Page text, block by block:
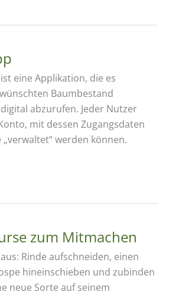
eine Applikation, die es
Baumbestand
abzurufen. Jeder Nutzer
mit dessen Zugangsdaten
werden können.
zum Mitmachen
Rinde aufschneiden, einen
hineinschieben und zubinden
neue Sorte auf seinem